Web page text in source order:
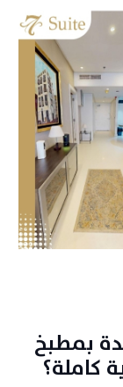
بمطبخ
كاملة؟